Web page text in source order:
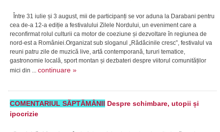
Între 31 iulie și 3 august, mii de participanți se vor aduna la Darabani pentru
cea de-a 12-a ediție a festivalului Zilele Nordului, un eveniment care a
reconfirmat rolul culturii ca motor de coeziune și dezvoltare în regiunea de
nord-est a României.Organizat sub sloganul „Rădăcinile cresc”, festivalul va
reuni patru zile de muzică live, artă contemporană, tururi tematice,
gastronomie locală, sport montan și dezbateri despre viitorul comunităților
mici din ... continuare »
COMENTARIUL SĂPTĂMÂNII Despre schimbare, utopii și
ipocrizie